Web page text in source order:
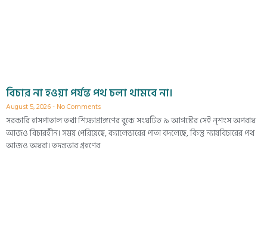
বিচার না হওয়া পর্যন্ত পথ চলা থামবে না।
August 5, 2026 No Comments
সরকারি হাসপাতাল তথা শিক্ষাপ্রাঙ্গণের বুকে সংঘটিত ৯ আগস্টের সেই নৃশংস অপরাধ
আজও বিচারহীন। সময় পেরিয়েছে, ক্যালেন্ডারের পাতা বদলেছে, কিন্তু ন্যায়বিচারের পথ
আজও অধরা। তদন্তভার গ্রহণের